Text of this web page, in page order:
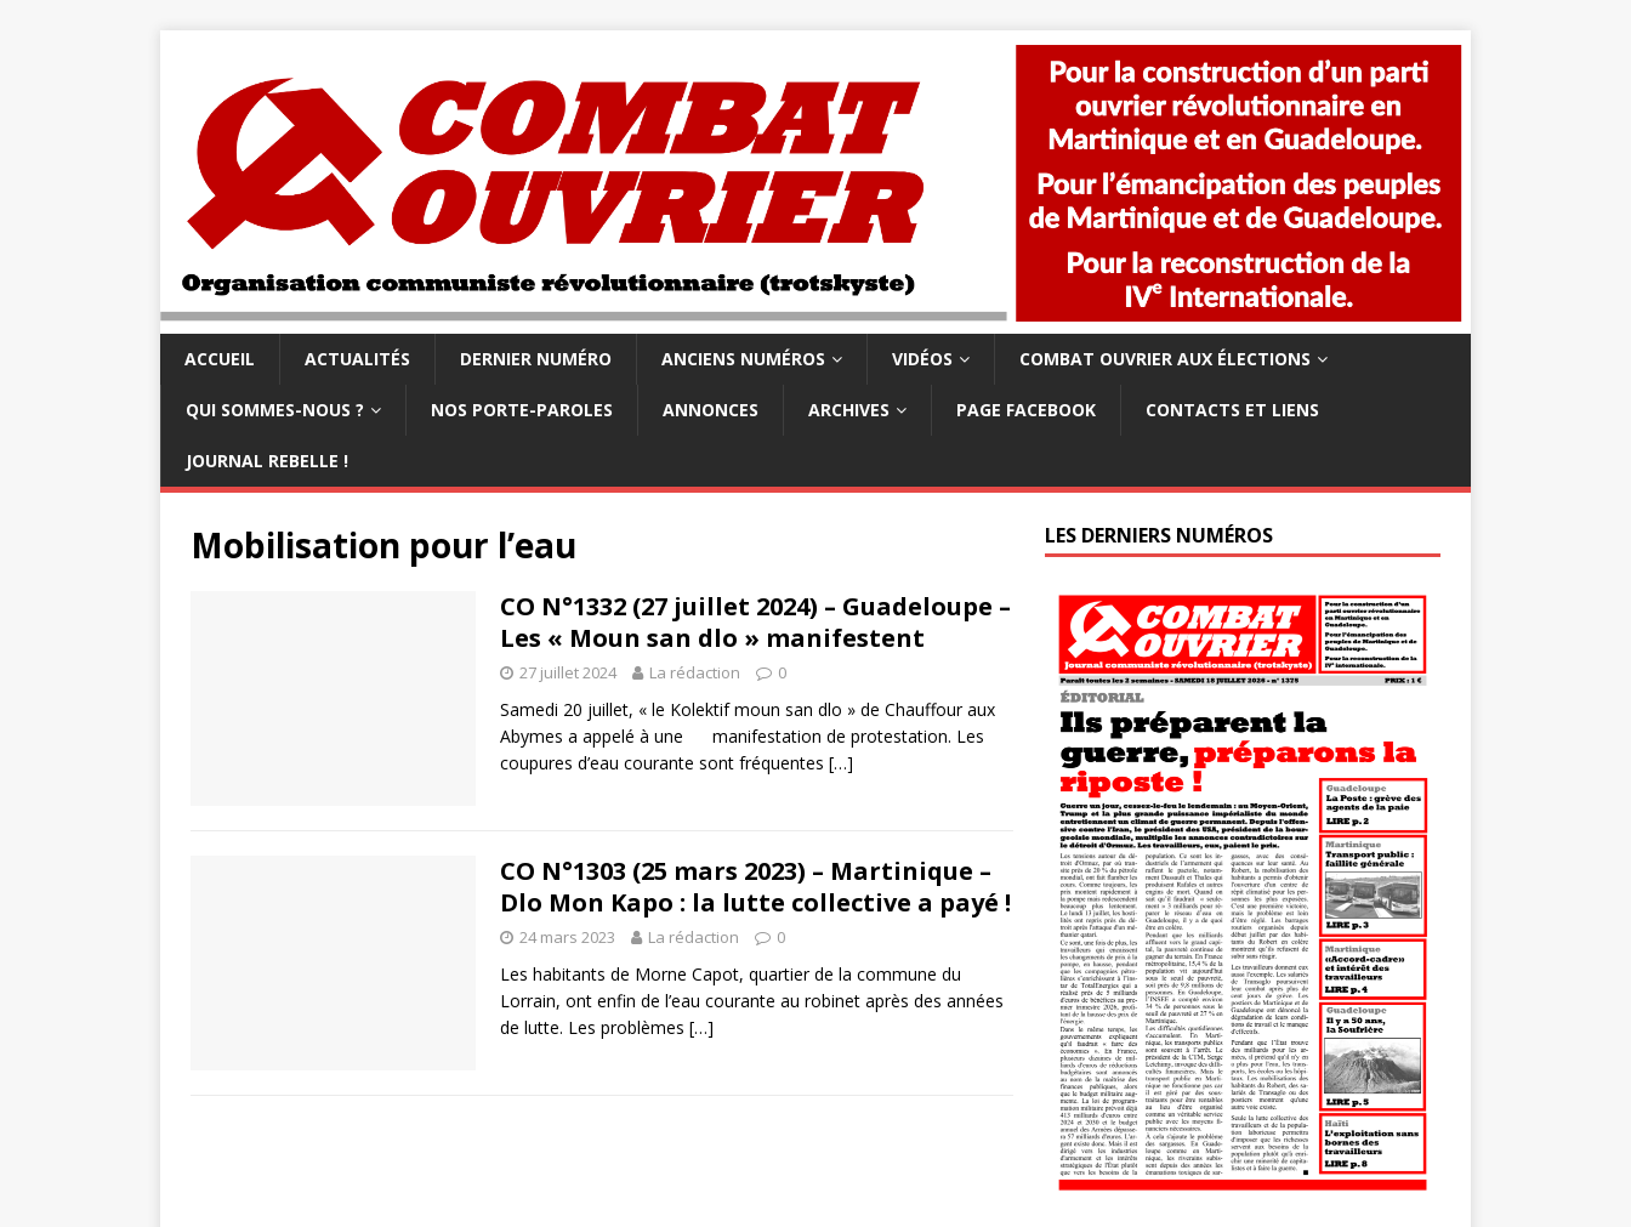
ACCUEIL ACTUALITÉS DERNIER NUMÉRO ANCIENS NUMÉROS VIDÉOS COMBAT OUVRIER AUX ÉLECTIONS
QUI SOMMES-NOUS ? NOS PORTE-PAROLES ANNONCES ARCHIVES PAGE FACEBOOK CONTACTS ET LIENS
JOURNAL REBELLE !
Mobilisation pour l’eau
CO N°1332 (27 juillet 2024) – Guadeloupe –
Les « Moun san dlo » manifestent
27 juillet 2024 La rédaction 0
Samedi 20 juillet, « le Kolektif moun san dlo » de Chauffour aux
Abymes a appelé à une manifestation de protestation. Les
coupures d’eau courante sont fréquentes […]
CO N°1303 (25 mars 2023) – Martinique –
Dlo Mon Kapo : la lutte collective a payé !
24 mars 2023 La rédaction 0
Les habitants de Morne Capot, quartier de la commune du
Lorrain, ont enfin de l’eau courante au robinet après des années
de lutte. Les problèmes […]
LES DERNIERS NUMÉROS